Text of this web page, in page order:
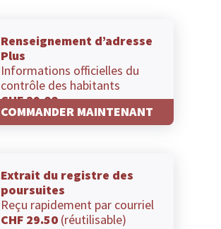
Renseignement d’adresse
Plus
Informations officielles du
contrôle des habitants
CHF 29.00
COMMANDER MAINTENANT
Extrait du registre des
poursuites
Reçu rapidement par courriel
CHF 29.50 (réutilisable)